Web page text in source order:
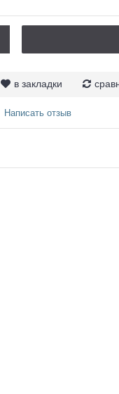
в закладки
Написать отзыв